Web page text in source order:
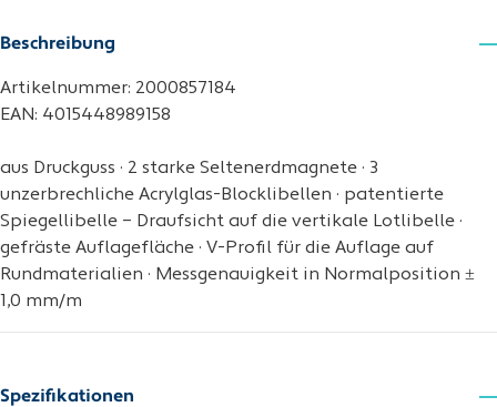
Beschreibung
Artikelnummer: 2000857184
EAN: 4015448989158
aus Druckguss · 2 starke Seltenerdmagnete · 3
unzerbrechliche Acrylglas-Blocklibellen · patentierte
Spiegellibelle – Draufsicht auf die vertikale Lotlibelle ·
gefräste Auflagefläche · V-Profil für die Auflage auf
Rundmaterialien · Messgenauigkeit in Normalposition ±
1,0 mm/m
Spezifikationen